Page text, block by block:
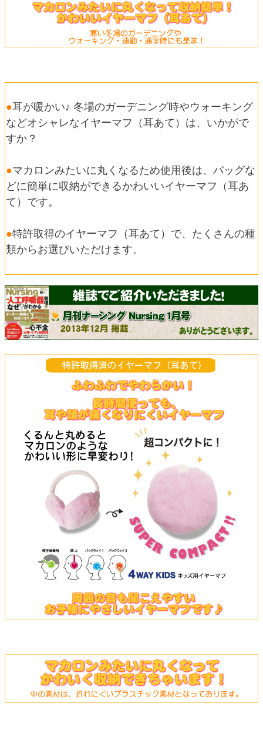
●耳が暖かい♪ 冬場のガーデニング時やウォーキング
などオシャレなイヤーマフ（耳あて）は、いかがで
すか？
●マカロンみたいに丸くなるため使用後は、バッグな
どに簡単に収納ができるかわいいイヤーマフ（耳あ
て）です。
●特許取得のイヤーマフ（耳あて）で、たくさんの種
類からお選びいただけます。